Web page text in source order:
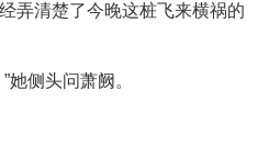
弄清楚了今晚这桩飞来横祸的
她侧头问萧阙。